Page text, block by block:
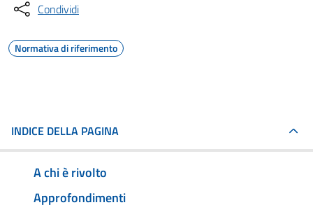
Condividi
Normativa di riferimento
INDICE DELLA PAGINA
A chi è rivolto
Approfondimenti